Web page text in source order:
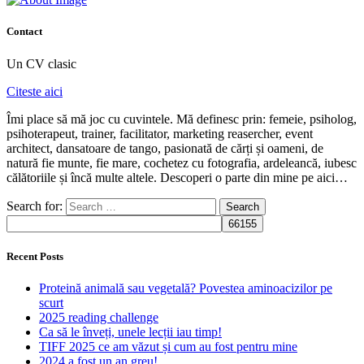
Contact
Un CV clasic
Citeste aici
Îmi place să mă joc cu cuvintele. Mă definesc prin: femeie, psiholog,
psihoterapeut, trainer, facilitator, marketing reasercher, event
architect, dansatoare de tango, pasionată de cărți și oameni, de
natură fie munte, fie mare, cochetez cu fotografia, ardeleancă, iubesc
călătoriile și încă multe altele. Descoperi o parte din mine pe aici…
Search for:
Recent Posts
Proteină animală sau vegetală? Povestea aminoacizilor pe
scurt
2025 reading challenge
Ca să le înveți, unele lecții iau timp!
TIFF 2025 ce am văzut și cum au fost pentru mine
2024 a fost un an greu!